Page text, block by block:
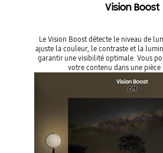
Vision Boost
Le Vision Boost détecte le niveau de
ajuste la couleur, le contraste et la
garantir une visibilité optimale. Vous
votre contenu dans une pièce